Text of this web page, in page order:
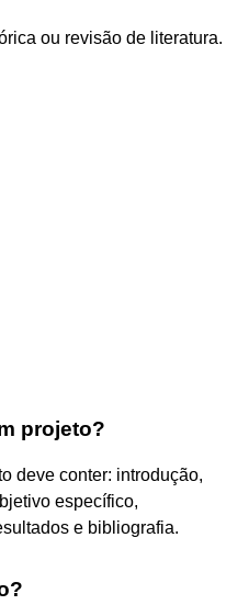
ou revisão de literatura.
projeto?
deve conter: introdução,
específico,
e bibliografia.